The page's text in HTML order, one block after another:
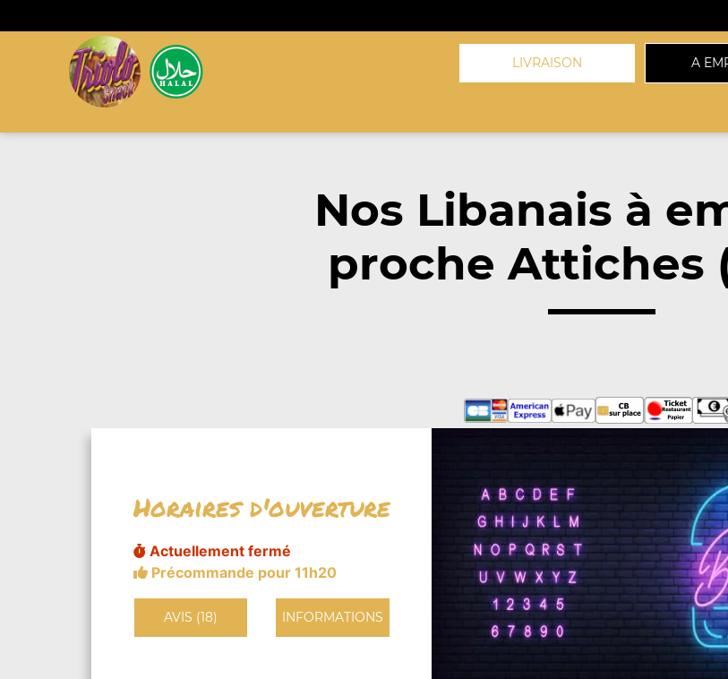
LIVRAISON A
Nos Libanais à
proche Attiches
Horaires d'ouverture
Actuellement fermé
Précommande pour 11h20
AVIS (18) INFORMATIONS